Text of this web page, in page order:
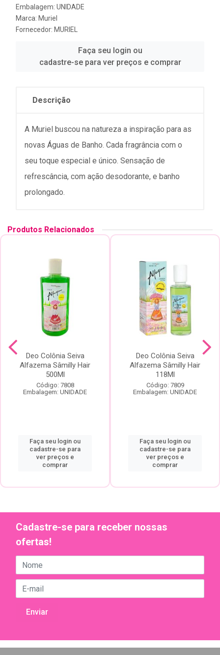
Embalagem: UNIDADE
Marca: Muriel
Fornecedor: MURIEL
Faça seu login ou
cadastre-se para ver preços e comprar
Descrição
A Muriel buscou na natureza a inspiração para as
novas Águas de Banho. Cada fragrância com o
seu toque especial e único. Sensação de
refrescância, com ação desodorante, e banho
prolongado.
Produtos Relacionados
Deo Colônia Seiva
Alfazema Sâmilly Hair
500Ml
Código: 7808
Embalagem: UNIDADE
Faça seu login ou
cadastre-se para
ver preços e
comprar
Deo Colônia Seiva
Alfazema Sâmilly Hair
118Ml
Código: 7809
Embalagem: UNIDADE
Faça seu login ou
cadastre-se para
ver preços e
comprar
Cadastre-se para receber nossas
ofertas!